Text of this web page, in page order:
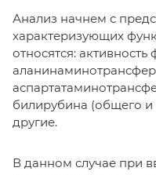
Анализ начнем с
характеризующих
относятся:
билирубина (общего
другие.
В данном случае при